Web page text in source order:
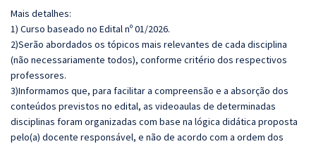
Mais detalhes:
1) Curso baseado no Edital nº 01/2026.
2)Serão abordados os tópicos mais relevantes de cada disciplina
(não necessariamente todos), conforme critério dos respectivos
professores.
3)Informamos que, para facilitar a compreensão e a absorção dos
conteúdos previstos no edital, as videoaulas de determinadas
disciplinas foram organizadas com base na lógica didática proposta
pelo(a) docente responsável, e não de acordo com a ordem dos